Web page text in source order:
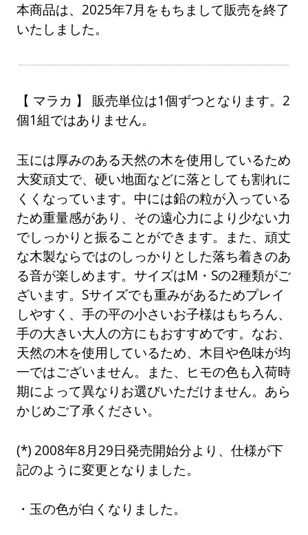
本商品は、2025年7月をもちまして販売を終了
いたしました。
【 マラカ 】 販売単位は1個ずつとなります。2
個1組ではありません。
玉には厚みのある天然の木を使用しているため
大変頑丈で、硬い地面などに落としても割れに
くくなっています。中には鉛の粒が入っている
ため重量感があり、その遠心力により少ない力
でしっかりと振ることができます。また、頑丈
な木製ならではのしっかりとした落ち着きのあ
る音が楽しめます。サイズはM・Sの2種類がご
ざいます。Sサイズでも重みがあるためプレイ
しやすく、手の平の小さいお子様はもちろん、
手の大きい大人の方にもおすすめです。なお、
天然の木を使用しているため、木目や色味が均
一ではございません。また、ヒモの色も入荷時
期によって異なりお選びいただけません。あら
かじめご了承ください。
2008年8月29日発売開始分より、仕様が下
記のように変更となりました。
・玉の色が白くなりました。